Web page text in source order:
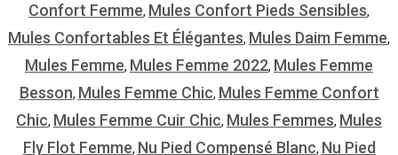
Confort Femme, Mules Confort Pieds Sensibles,
Mules Confortables Et Élégantes, Mules Daim Femme,
Mules Femme, Mules Femme 2022, Mules Femme
Besson, Mules Femme Chic, Mules Femme Confort
Chic, Mules Femme Cuir Chic, Mules Femmes, Mules
Fly Flot Femme, Nu Pied Compensé Blanc, Nu Pied